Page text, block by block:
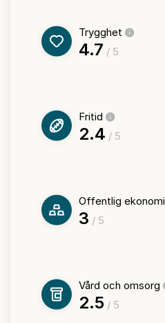
Trygghet
4.7 / 5
Fritid
2.4 / 5
Offentlig ekonomi
3 / 5
Vård och omsorg
2.5 / 5